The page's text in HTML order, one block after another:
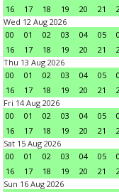
16
17 18 19 20 21
Wed 12 Aug 2026
00
01 02 03 04 05
16
17 18 19 20 21
Thu 13 Aug 2026
00
01 02 03 04 05
16
17 18 19 20 21
Fri 14 Aug 2026
00
01 02 03 04 05
16
17 18 19 20 21
Sat 15 Aug 2026
00
01 02 03 04 05
16
17 18 19 20 21
Sun 16 Aug 2026